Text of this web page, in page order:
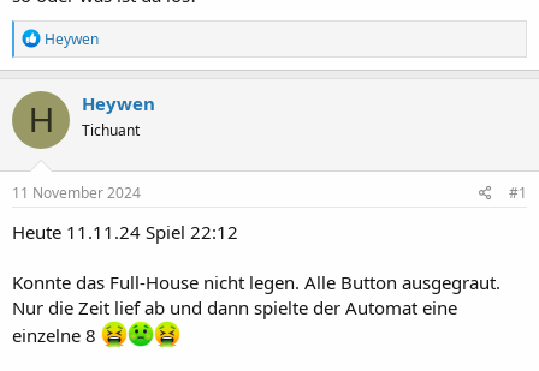
R
e
a
k
o
n
e
:
Heywen
H Heywen
Tichuant
11 November 2024 #1
Heute 11.11.24 Spiel 22:12
Konnte das Full-House nicht legen. Alle Button ausgegraut.
Nur die Zeit lief ab und dann spielte der Automat eine
einzelne 8